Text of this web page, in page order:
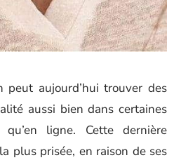
peut aujourd’hui trouver des
aussi bien dans certaines
qu’en ligne. Cette dernière
plus prisée, en raison de ses